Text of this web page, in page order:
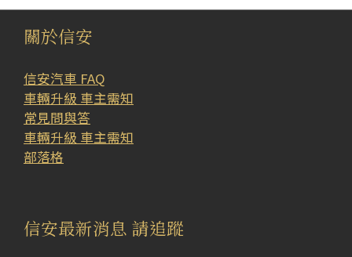
關於信安
信安汽車 FAQ
車輛升級 車主需知
常見問與答
車輛升級 車主需知
部落格
信安最新消息 請追蹤